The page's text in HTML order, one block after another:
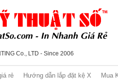
Co., LTD - Since 2006
rẻ Hướng dẫn lắp đặt kệ X Mua